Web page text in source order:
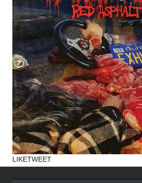
LIKETWEET